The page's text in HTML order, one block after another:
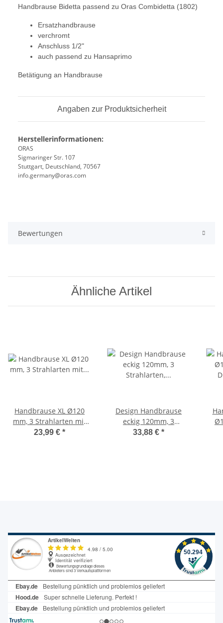
Handbrause Bidetta passend zu Oras Combidetta (1802)
Ersatzhandbrause
verchromt
Anschluss 1/2"
auch passend zu Hansaprimo
Betätigung an Handbrause
Angaben zur Produktsicherheit
Herstellerinformationen:
ORAS
Sigmaringer Str. 107
Stuttgart, Deutschland, 70567
info.germany@oras.com
Bewertungen
Ähnliche Artikel
Handbrause XL Ø120
mm, 3 Strahlarten mit
Druckknopftechnik,
23,99 € *
Design Handbrause
eckig 120mm, 3
Strahlarten,
33,88 € *